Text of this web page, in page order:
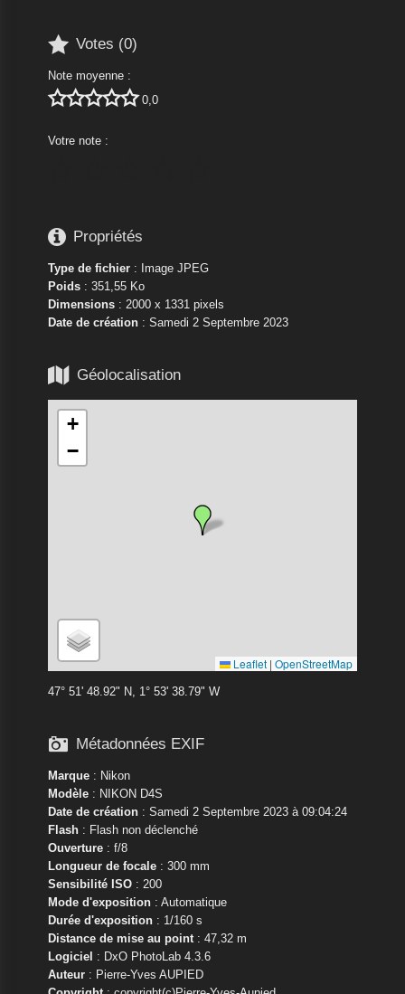
 Votes (0)
Note moyenne :
 0,0
Votre note :
 Propriétés
Type de fichier: Image JPEG
Poids: 351,55 Ko
Dimensions: 2000 x 1331 pixels
Date de création: Samedi 2 Septembre 2023
 Géolocalisation
+
−
Leaflet | OpenStreetMap
47° 51' 48.92" N, 1° 53' 38.79" W
 Métadonnées EXIF
Marque: Nikon
Modèle: NIKON D4S
Date de création: Samedi 2 Septembre 2023 à 09:04:24
Flash: Flash non déclenché
Ouverture: f/8
Longueur de focale: 300 mm
Sensibilité ISO: 200
Mode d'exposition: Automatique
Durée d'exposition: 1/160 s
Distance de mise au point: 47,32 m
Logiciel : DxO PhotoLab 4.3.6
Auteur: Pierre-Yves AUPIED